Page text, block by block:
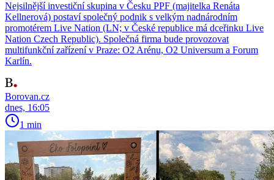
Nejsilnější investiční skupina v Česku PPF (majitelka Renáta
Kellnerová) postaví společný podnik s velkým nadnárodním
promotérem Live Nation (LN; v České republice má dceřinku Live
Nation Czech Republic). Společná firma bude provozovat
multifunkční zařízení v Praze: O2 Arénu, O2 Universum a Forum
Karlín.
Borovan.cz
dnes, 16:05
1 min